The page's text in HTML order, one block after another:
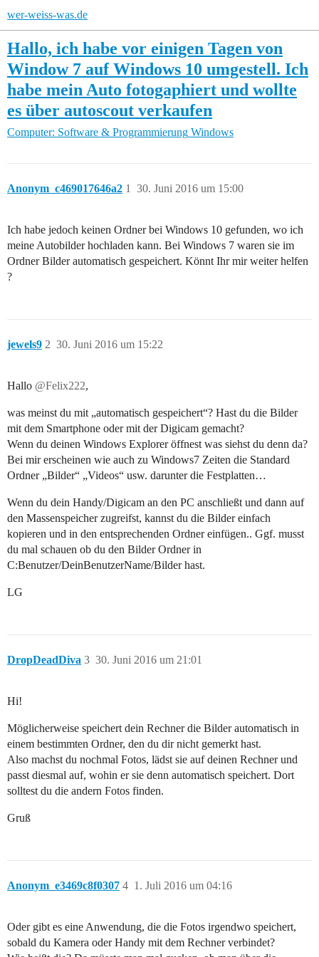
wer-weiss-was.de
Hallo, ich habe vor einigen Tagen von
Window 7 auf Windows 10 umgestell. Ich
habe mein Auto fotogaphiert und wollte
es über autoscout verkaufen
Computer: Software & Programmierung Windows
Anonym_c469017646a2 30. Juni 2016 um 15:00
1
Ich habe jedoch keinen Ordner bei Windows 10 gefunden, wo ich
meine Autobilder hochladen kann. Bei Windows 7 waren sie im
Ordner Bilder automatisch gespeichert. Könnt Ihr mir weiter helfen
?
jewels9 30. Juni 2016 um 15:22
2
Hallo @Felix222,
was meinst du mit „automatisch gespeichert“? Hast du die Bilder
mit dem Smartphone oder mit der Digicam gemacht?
Wenn du deinen Windows Explorer öffnest was siehst du denn da?
Bei mir erscheinen wie auch zu Windows7 Zeiten die Standard
Ordner „Bilder“ „Videos“ usw. darunter die Festplatten…
Wenn du dein Handy/Digicam an den PC anschließt und dann auf
den Massenspeicher zugreifst, kannst du die Bilder einfach
kopieren und in den entsprechenden Ordner einfügen.. Ggf. musst
du mal schauen ob du den Bilder Ordner in
C:Benutzer/DeinBenutzerName/Bilder hast.
LG
DropDeadDiva 30. Juni 2016 um 21:01
3
Hi!
Möglicherweise speichert dein Rechner die Bilder automatisch in
einem bestimmten Ordner, den du dir nicht gemerkt hast.
Also machst du nochmal Fotos, lädst sie auf deinen Rechner und
passt diesmal auf, wohin er sie denn automatisch speichert. Dort
solltest du die andern Fotos finden.
Gruß
Anonym_e3469c8f0307 1. Juli 2016 um 04:16
4
Oder gibt es eine Anwendung, die die Fotos irgendwo speichert,
sobald du Kamera oder Handy mit dem Rechner verbindet?